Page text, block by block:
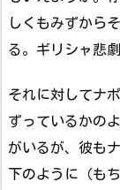
しくもみずから
る。ギリシャ悲
それに対してナ
ずっているかの
がいるが、彼も
下のように（も